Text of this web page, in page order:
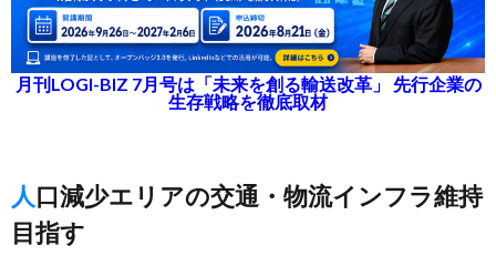
月刊LOGI-BIZ 7月号は「未来を創る輸送改革」 先行企業の
生存戦略を徹底取材
人口減少エリアの交通・物流インフラ維持
目指す